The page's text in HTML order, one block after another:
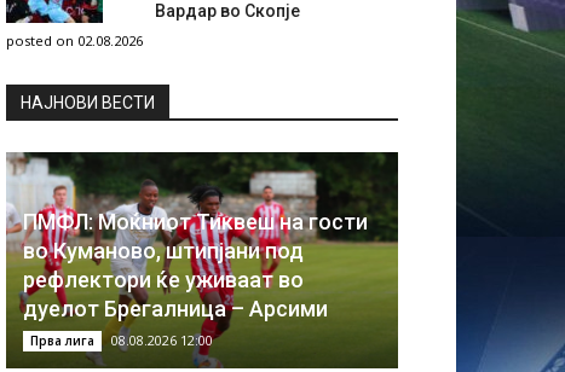
Вардар во Скопје
posted on 02.08.2026
НAЈНОВИ ВЕСТИ
ПМФЛ: Моќниот Тиквеш на гости
во Куманово, штипјани под
рефлектори ќе уживаат во
дуелот Брегалница – Арсими
Прва лига 08.08.2026 12:00